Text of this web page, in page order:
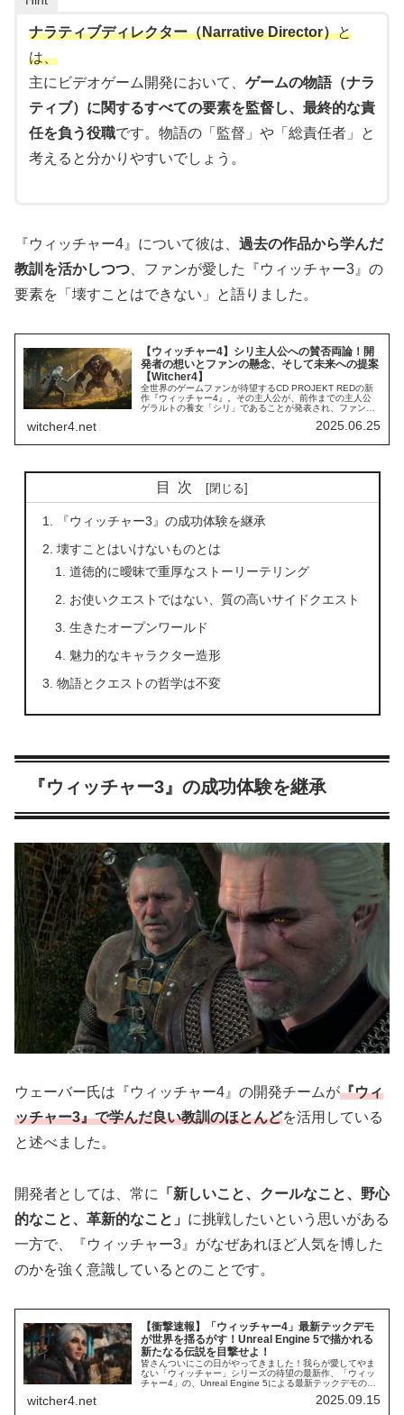
ナラティブディレクター（Narrative Director）と
は、
主にビデオゲーム開発において、 ゲームの物語（ナラ
ティブ）に関するすべての要素を監督し、最終的な責
任を負う役職です。物語の「監督」や「総責任者」と
考えると分かりやすいでしょう。
『ウィッチャー4』について彼は、 過去の作品から学んだ
教訓を活かしつつ 、ファンが愛した『ウィッチャー3』の
要素を「壊すことはできない」と語りました。
【ウィッチャー4】シリ主人公への賛否両論！開
発者の想いとファンの懸念、そして未来への提案
【Witcher4】
全世界のゲームファンが待望するCD PROJEKT REDの新
作『ウィッチャー4』。その主人公が、前作までの主人公
ゲラルトの養女「シリ」であることが発表され、ファンの
witcher4.net 2025.06.25
目次
『ウィッチャー3』の成功体験を継承
壊すことはいけないものとは
道徳的に曖昧で重厚なストーリーテリング
お使いクエストではない、質の高いサイドクエスト
生きたオープンワールド
魅力的なキャラクター造形
物語とクエストの哲学は不変
『ウィッチャー3』の成功体験を継承
ウェーバー氏は『ウィッチャー4』の開発チームが『ウィ
ッチャー3』で学んだ良い教訓のほとんどを活用している
と述べました。
開発者としては、常に
「新しいこと、クールなこと、野心
的なこと、革新的なこと」 に挑戦したいという思いがある
一方で、『ウィッチャー3』がなぜあれほど人気を博した
のかを強く意識しているとのことです。
【衝撃速報】「ウィッチャー4」最新テックデモ
が世界を揺るがす！Unreal Engine 5で描かれる
新たなる伝説を目撃せよ！
皆さんついにこの日がやってきました！我らが愛してやま
ない「ウィッチャー」シリーズの待望の最新作、「ウィッ
チャー4」の、Unreal Engine 5による最新テックデモの情
witcher4.net 2025.09.15